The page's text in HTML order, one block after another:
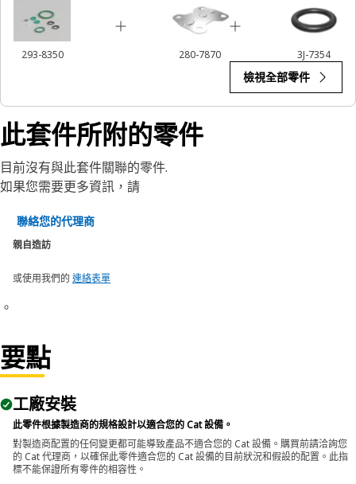
293-8350 280-7870 3J-7354
檢視全部零件
此套件所附的零件
目前沒有與此套件關聯的零件.
如果您需要更多資訊，請
聯絡您的代理商
親自造訪
或使用我們的 連絡表單
。
要點
工廠安裝
此零件根據製造商的規格設計以適合您的 Cat 設備。
對製造商配置的任何變更都可能導致產品不適合您的 Cat 設備。購買前請洽詢您
的 Cat 代理商，以確保此零件適合您的 Cat 設備的目前狀況和假設的配置。此指
標不能保證所有零件的相容性。